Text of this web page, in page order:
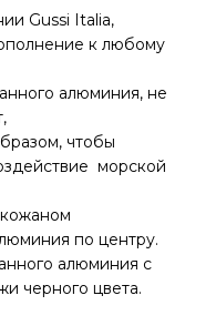
Gussi Italia,
к любому
алюминия, не
чтобы
морской
по центру.
алюминия с
черного цвета.